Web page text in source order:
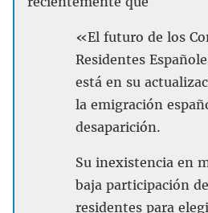
«El futuro de los
Residentes
está en su
la emigración
desaparición.
Su inexistencia en
baja participación
residentes para